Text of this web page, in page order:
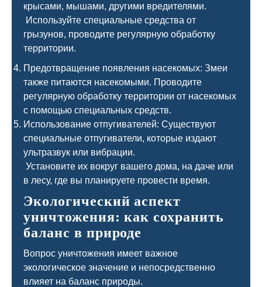
крысами, мышами, другими вредителями.
Используйте специальные средства от
грызунов, проводите регулярную обработку
территории.
Предотвращение появления насекомых: Змеи
также питаются насекомыми. Проводите
регулярную обработку территории от насекомых
с помощью специальных средств.
Использование отпугивателей: Существуют
специальные отпугиватели, которые издают
ультразвук или вибрации.
Установите их вокруг вашего дома, на даче или
в лесу, где вы планируете провести время.
Экологический аспект
уничтожения: как сохранить
баланс в природе
Вопрос уничтожения имеет важное
экологическое значение и непосредственно
влияет на баланс природы.